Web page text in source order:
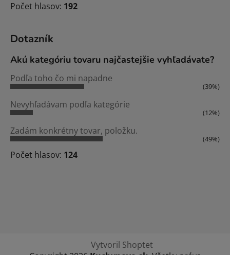
Počet hlasov: 192
Dotazník
Akú kategóriu tovaru najčastejšie vyhľadávate?
Podľa toho čo mi napadne
(39%)
Nevyhľadávam podľa kategórie
(12%)
Zadám konkrétny tovar, položku.
(49%)
Počet hlasov: 124
Vytvoril Shoptet